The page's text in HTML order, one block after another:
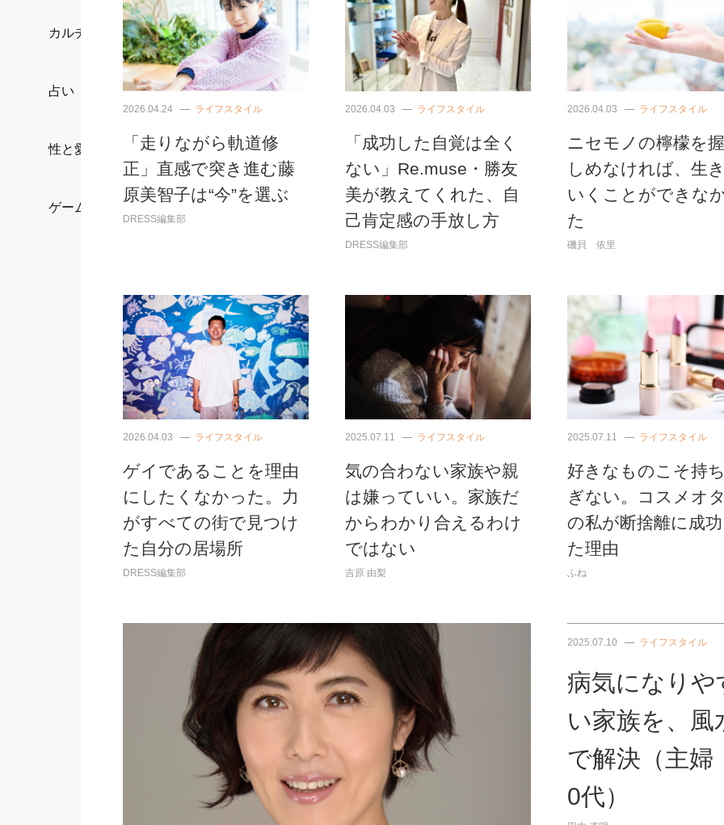
カルチャー/エンタメ
占い
性と愛
ゲーム
2026.04.24 ライフスタイル
「走りながら軌道修
正」直感で突き進む藤
原美智子は“今”を選ぶ
DRESS編集部
2026.04.03 ライフスタイル
「成功した自覚は全く
ない」Re.muse・勝友
美が教えてくれた、自
己肯定感の手放し方
DRESS編集部
2026.04.03 ライフスタイル
ニセモノの檸檬を
しめなければ、生
いくことができな
た
磯貝 依里
2026.04.03 ライフスタイル
ゲイであることを理由
にしたくなかった。力
がすべての街で見つけ
た自分の居場所
DRESS編集部
2025.07.11 ライフスタイル
気の合わない家族や親
は嫌っていい。家族だ
からわかり合えるわけ
ではない
吉原 由梨
2025.07.11 ライフスタイル
好きなものこそ持
ぎない。コスメオ
の私が断捨離に成
た理由
ふね
2025.07.10 ライフスタイル
病気になりや
い家族を、風
で解決（主婦
0代）